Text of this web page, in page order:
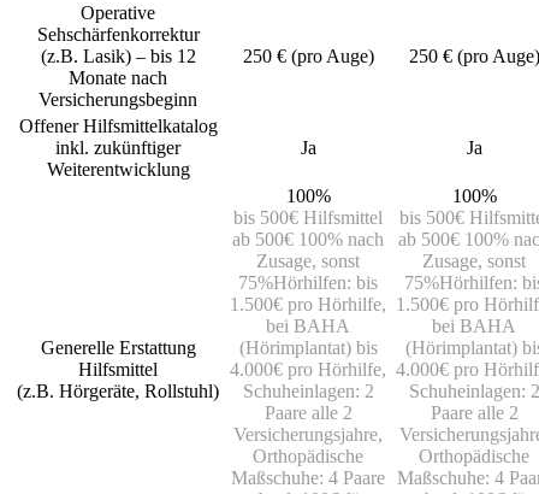
Operative
Sehschärfenkorrektur
(z.B. Lasik) – bis 12
Monate nach
Versicherungsbeginn
250 € (pro Auge) 250 € (pro Auge)
Offener Hilfsmittelkatalog
inkl. zukünftiger
Weiterentwicklung
Ja Ja
Generelle Erstattung
Hilfsmittel
(z.B. Hörgeräte, Rollstuhl)
100%
bis 500€ Hilfsmittel
ab 500€ 100% nach
Zusage, sonst
75%Hörhilfen: bis
1.500€ pro Hörhilfe,
bei BAHA
(Hörimplantat) bis
4.000€ pro Hörhilfe,
Schuheinlagen: 2
Paare alle 2
Versicherungsjahre,
Orthopädische
Maßschuhe: 4 Paare
100%
bis 500€
ab 500€ 100%
Zusage, sonst
75%Hörhilfen:
1.500€ pro
bei BAHA
(Hörimplantat)
4.000€ pro
Schuheinlagen: 2
Paare alle 2
Orthopädische
Maßschuhe: 4